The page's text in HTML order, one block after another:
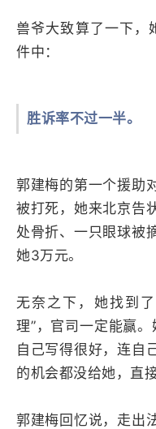
兽爷大致算了一下，
件中：
胜诉率不过一半。
郭建梅的第一个援助
被打死，她来北京告
处骨折、一只眼球被
她3万元。
无奈之下，她找到
理”，官司一定能赢
自己写得很好，连自
的机会都没给她，直
郭建梅回忆说，走出